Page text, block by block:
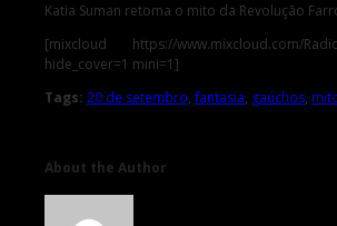
Katia Suman retoma o mito da Revolução
[mixcloud https://www.mixcloud.com/
hide_cover=1 mini=1]
Tags: 20 de setembro,fantasia, gaúchos,
About the Author